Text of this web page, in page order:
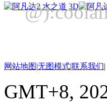
网站地图|无图模式|联系我们|
GMT+8,